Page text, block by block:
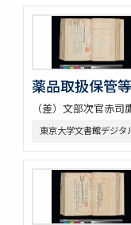
薬品取扱保管
（差）文部次官赤
東京大学文書館デジタ